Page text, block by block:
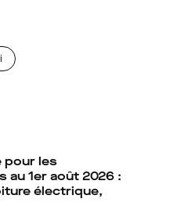
pour les
au 1er août 2026 :
électrique,